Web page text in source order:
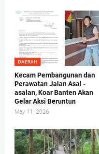
DAERAH
Kecam Pembangunan dan
Perawatan Jalan Asal -
asalan, Koar Banten Akan
Gelar Aksi Beruntun
May 11, 2026